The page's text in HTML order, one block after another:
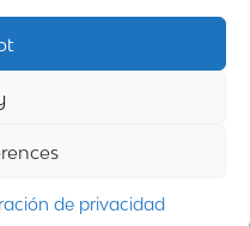
de privacidad
Lopez